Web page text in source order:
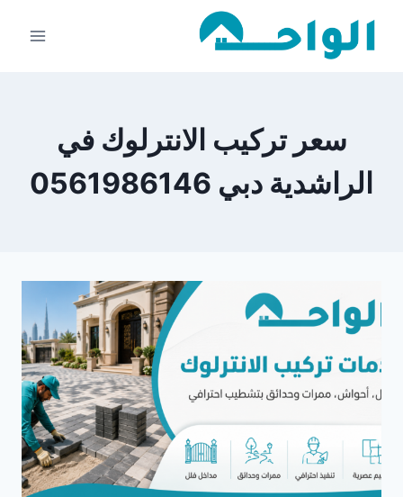
سعر تركيب الانترلوك في
الراشدية دبي 0561986146